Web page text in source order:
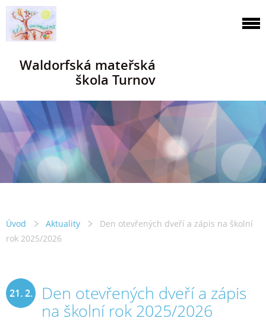
Waldorfská mateřská
škola Turnov
Úvod Aktuality
Den otevřených dveří a zápis na školní
rok 2025/2026
21. 2.
Den otevřených dveří a zápis
na školní rok 2025/2026